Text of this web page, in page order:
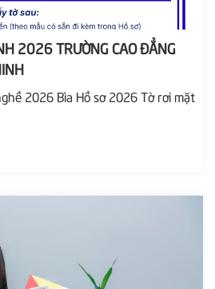
2026 TRƯỜNG CAO ĐẲNG
2026 Tờ rơi mặt